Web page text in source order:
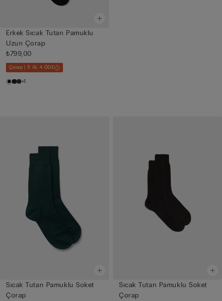
Erkek Sıcak Tutan Pamuklu
Uzun Çorap
₺799,00
Çorap | 5 AL 4 ÖDE
+1
Sıcak Tutan Pamuklu Soket
Çorap
Sıcak Tutan Pamuklu Soket
Çorap